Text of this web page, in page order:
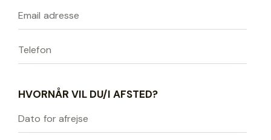
HVORNÅR VIL DU/I AFSTED?